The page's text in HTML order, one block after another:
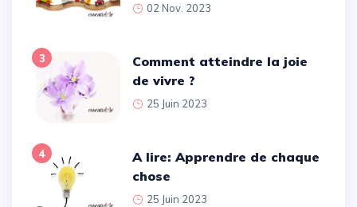
02 Nov. 2023
3
Comment atteindre la joie
de vivre ?
25 Juin 2023
4
A lire: Apprendre de chaque
chose
25 Juin 2023